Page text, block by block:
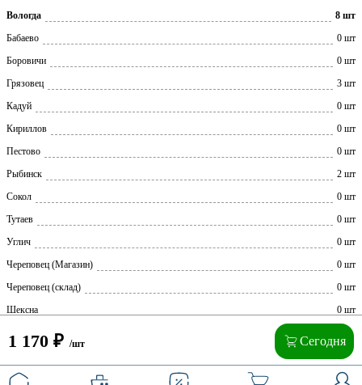
Вологда
8 шт
Бабаево
0 шт
Боровичи
0 шт
Грязовец
3 шт
Кадуй
0 шт
Кириллов
0 шт
Пестово
0 шт
Рыбинск
2 шт
Сокол
0 шт
Тутаев
0 шт
Углич
0 шт
Череповец (Магазин)
0 шт
Череповец (склад)
0 шт
Шексна
0 шт
1 170 ₽ /шт Сегодня